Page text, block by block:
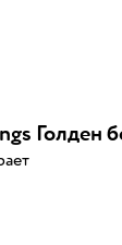
Голден